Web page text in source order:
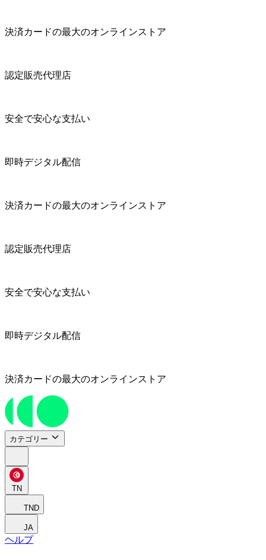
決済カードの最大のオンラインストア
認定販売代理店
安全で安心な支払い
即時デジタル配信
決済カードの最大のオンラインストア
認定販売代理店
安全で安心な支払い
即時デジタル配信
決済カードの最大のオンラインストア
カテゴリー
TN
TND
JA
ヘルプ